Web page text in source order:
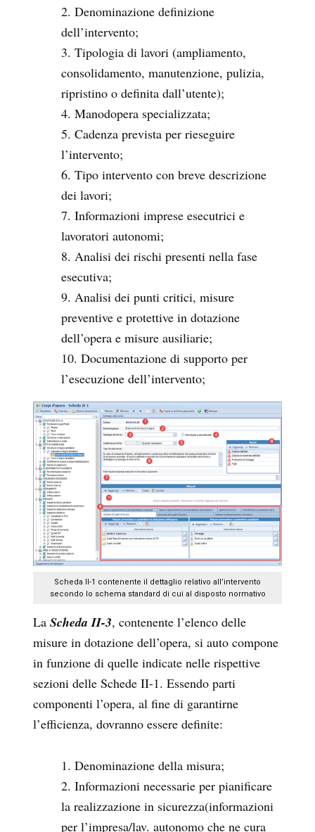
Denominazione definizione
dell’intervento;
Tipologia di lavori (ampliamento,
consolidamento, manutenzione, pulizia,
ripristino o definita dall’utente);
Manodopera specializzata;
Cadenza prevista per rieseguire
l’intervento;
Tipo intervento con breve descrizione
dei lavori;
Informazioni imprese esecutrici e
lavoratori autonomi;
Analisi dei rischi presenti nella fase
esecutiva;
Analisi dei punti critici, misure
preventive e protettive in dotazione
dell’opera e misure ausiliarie;
Documentazione di supporto per
l’esecuzione dell’intervento;
Scheda II-1 contenente il dettaglio relativo all’intervento
secondo lo schema standard di cui al disposto normativo
La Scheda II-3, contenente l’elenco delle
misure in dotazione dell’opera, si auto compone
in funzione di quelle indicate nelle rispettive
sezioni delle Schede II-1. Essendo parti
componenti l’opera, al fine di garantirne
l’efficienza, dovranno essere definite:
Denominazione della misura;
Informazioni necessarie per pianificare
la realizzazione in sicurezza(informazioni
per l’impresa/lav. autonomo che ne cura